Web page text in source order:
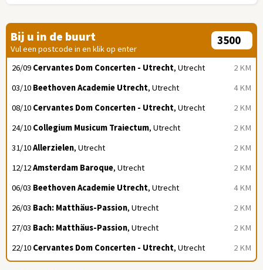
Bij u in de buurt
Vul een postcode in en klik op enter
2 KM
26/09 Cervantes Dom Concerten - Utrecht, Utrecht
4 KM
03/10 Beethoven Academie Utrecht, Utrecht
2 KM
08/10 Cervantes Dom Concerten - Utrecht, Utrecht
2 KM
24/10 Collegium Musicum Traiectum, Utrecht
2 KM
31/10Allerzielen, Utrecht
2 KM
12/12Amsterdam Baroque, Utrecht
4 KM
06/03 Beethoven Academie Utrecht, Utrecht
2 KM
26/03 Bach: Matthäus-Passion, Utrecht
2 KM
27/03 Bach: Matthäus-Passion, Utrecht
2 KM
22/10 Cervantes Dom Concerten - Utrecht, Utrecht